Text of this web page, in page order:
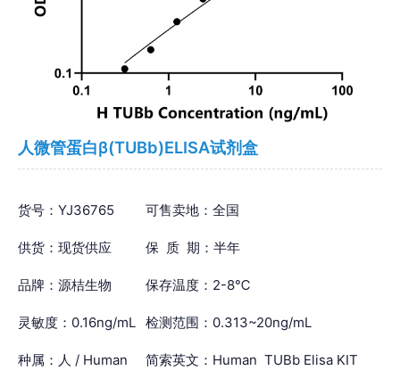
人微管蛋白β(TUBb)ELISA试剂盒
货号：YJ36765 可售卖地：全国
供货：现货供应 保 质 期：半年
品牌：源桔生物 保存温度：2-8℃
灵敏度：0.16ng/mL 检测范围：0.313~20ng/mL
种属：人 / Human 简索英文：Human TUBb Elisa KIT